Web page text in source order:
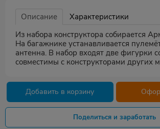
Описание
Характеристики
Из набора конструктора собирается
На багажнике устанавливается
антенна. В набор входят две фигурки
совместимы с конструкторами других
Добавить в корзину
Поделиться и заработать